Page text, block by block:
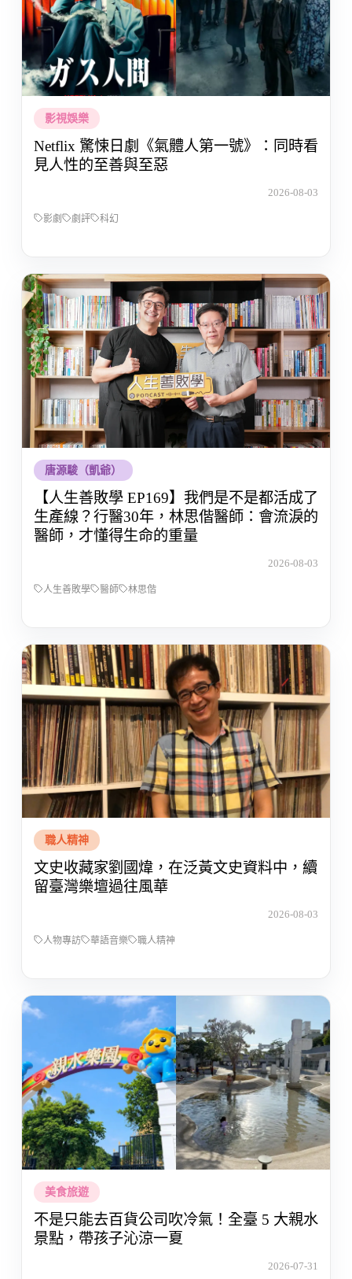
影視娛樂
Netflix 驚悚日劇《氣體人第一號》：同時看
見人性的至善與至惡
2026-08-03
影劇 劇評 科幻
唐源駿（凱爺）
【人生善敗學 EP169】我們是不是都活成了
生產線？行醫30年，林思偕醫師：會流淚的
醫師，才懂得生命的重量
2026-08-03
人生善敗學 醫師 林思偕
職人精神
文史收藏家劉國煒，在泛黃文史資料中，續
留臺灣樂壇過往風華
2026-08-03
人物專訪 華語音樂 職人精神
美食旅遊
不是只能去百貨公司吹冷氣！全臺 5 大親水
景點，帶孩子沁涼一夏
2026-07-31